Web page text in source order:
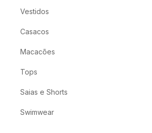
Vestidos
Casacos
Macacões
Tops
Saias e Shorts
Swimwear